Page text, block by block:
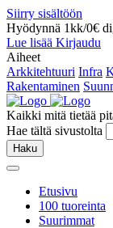
Siirry sisältöön
Hyödynnä 1kk/0€
Lue lisää Kirjaudu
Aiheet
Arkkitehtuuri Infra
Rakentaminen
Kaikki mitä tietää
Hae tältä sivustolta
Haku
Etusivu
100 tuoreinta
Suurimmat